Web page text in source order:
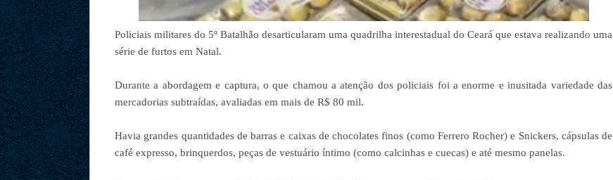
Policiais militares do 5º Batalhão desarticularam uma quadrilha interestadual do Ceará que estava realizando uma
série de furtos em Natal.
Durante a abordagem e captura, o que chamou a atenção dos policiais foi a enorme e inusitada variedade das
mercadorias subtraídas, avaliadas em mais de R$ 80 mil.
Havia grandes quantidades de barras e caixas de chocolates finos (como Ferrero Rocher) e Snickers, cápsulas de
café expresso, brinquerdos, peças de vestuário íntimo (como calcinhas e cuecas) e até mesmo panelas.